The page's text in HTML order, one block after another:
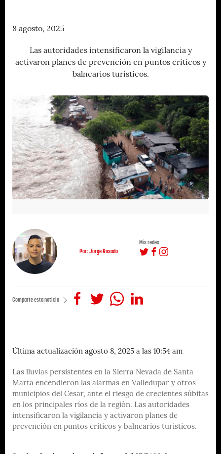
8 agosto, 2025
Las autoridades intensificaron la vigilancia y
activaron planes de prevención en puntos críticos y
balnearios turísticos.
Por: Jorge Rosado
Mis redes
Comparte esta noticia
Última actualización agosto 8, 2025 a las 10:54 am
Las lluvias persistentes en la Sierra Nevada de Santa
Marta encendieron las alarmas en Valledupar y otros
municipios del Cesar, ante el riesgo de crecientes súbitas
en los principales ríos de la región. Las autoridades
intensificaron la vigilancia y activaron planes de
prevención en puntos críticos y balnearios turísticos.